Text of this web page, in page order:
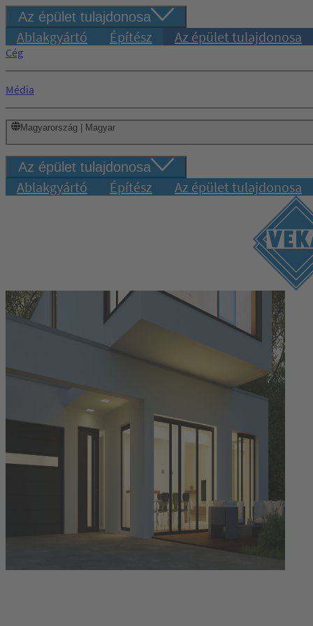
Az épület tulajdonosa
Ablakgyártó Építész Az épület tulajdonosa
Cég
Média
Magyarország | Magyar
Az épület tulajdonosa
Ablakgyártó Építész Az épület tulajdonosa